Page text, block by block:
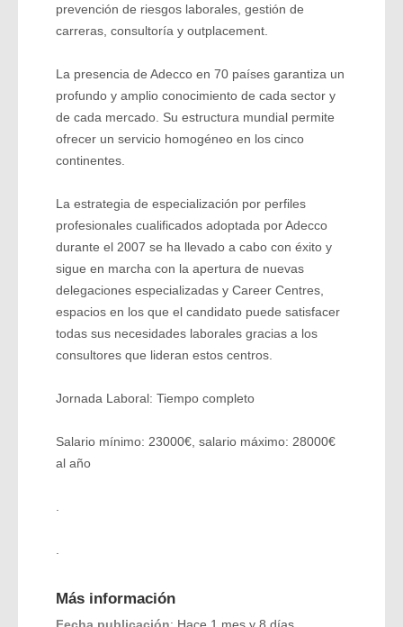
prevención de riesgos laborales, gestión de
carreras, consultoría y outplacement.
La presencia de Adecco en 70 países garantiza un
profundo y amplio conocimiento de cada sector y
de cada mercado. Su estructura mundial permite
ofrecer un servicio homogéneo en los cinco
continentes.
La estrategia de especialización por perfiles
profesionales cualificados adoptada por Adecco
durante el 2007 se ha llevado a cabo con éxito y
sigue en marcha con la apertura de nuevas
delegaciones especializadas y Career Centres,
espacios en los que el candidato puede satisfacer
todas sus necesidades laborales gracias a los
consultores que lideran estos centros.
Jornada Laboral: Tiempo completo
Salario mínimo: 23000€, salario máximo: 28000€
al año
Más información
Fecha publicación: Hace 1 mes y 8 días